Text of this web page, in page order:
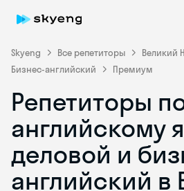
Skyeng Все репетиторы
Великий
Бизнес-английский
Премиум
Репетиторы
английскому
деловой и
английский в
Skyeng Chat